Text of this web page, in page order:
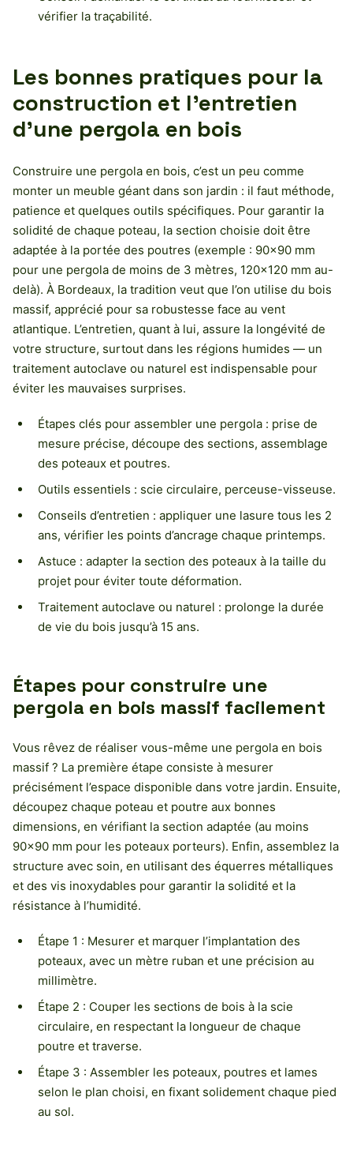
vérifier la traçabilité.
Les bonnes pratiques pour la
construction et l’entretien
d’une pergola en bois
Construire une pergola en bois, c’est un peu comme
monter un meuble géant dans son jardin : il faut méthode,
patience et quelques outils spécifiques. Pour garantir la
solidité de chaque poteau, la section choisie doit être
adaptée à la portée des poutres (exemple : 90×90 mm
pour une pergola de moins de 3 mètres, 120×120 mm au-
delà). À Bordeaux, la tradition veut que l’on utilise du bois
massif, apprécié pour sa robustesse face au vent
atlantique. L’entretien, quant à lui, assure la longévité de
votre structure, surtout dans les régions humides — un
traitement autoclave ou naturel est indispensable pour
éviter les mauvaises surprises.
Étapes clés pour assembler une pergola : prise de
mesure précise, découpe des sections, assemblage
des poteaux et poutres.
Outils essentiels : scie circulaire, perceuse-visseuse.
Conseils d’entretien : appliquer une lasure tous les 2
ans, vérifier les points d’ancrage chaque printemps.
Astuce : adapter la section des poteaux à la taille du
projet pour éviter toute déformation.
Traitement autoclave ou naturel : prolonge la durée
de vie du bois jusqu’à 15 ans.
Étapes pour construire une
pergola en bois massif facilement
Vous rêvez de réaliser vous-même une pergola en bois
massif ? La première étape consiste à mesurer
précisément l’espace disponible dans votre jardin. Ensuite,
découpez chaque poteau et poutre aux bonnes
dimensions, en vérifiant la section adaptée (au moins
90×90 mm pour les poteaux porteurs). Enfin, assemblez la
structure avec soin, en utilisant des équerres métalliques
et des vis inoxydables pour garantir la solidité et la
résistance à l’humidité.
Étape 1 : Mesurer et marquer l’implantation des
poteaux, avec un mètre ruban et une précision au
millimètre.
Étape 2 : Couper les sections de bois à la scie
circulaire, en respectant la longueur de chaque
poutre et traverse.
Étape 3 : Assembler les poteaux, poutres et lames
selon le plan choisi, en fixant solidement chaque pied
au sol.